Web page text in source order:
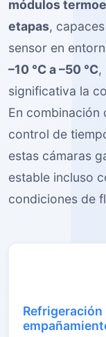
módulos
etapas,
sensor en
–10 °C a –50 °C,
significativa la
En combinación
control de
estas cámaras
estable incluso
condiciones de